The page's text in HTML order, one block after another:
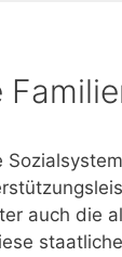
auch die